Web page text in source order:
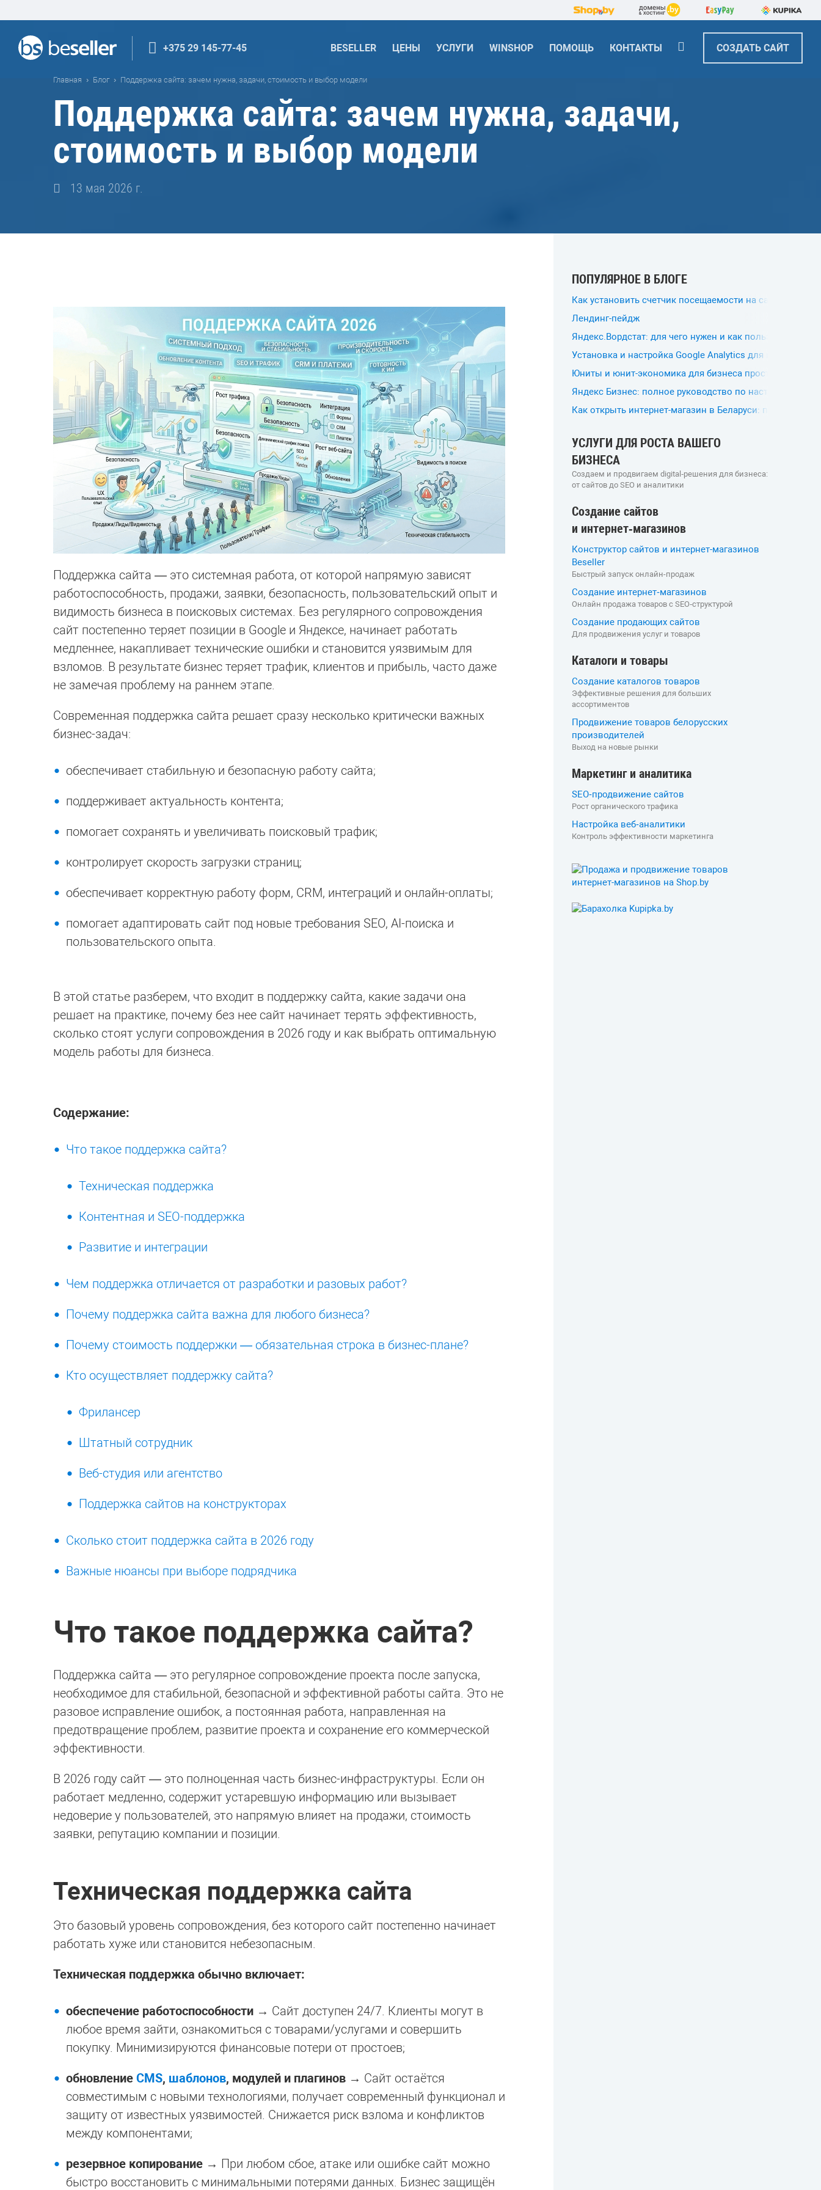
+375 29 145-77-45 BESELLER ЦЕНЫ УСЛУГИ WINSHOP ПОМОЩЬ КОНТАКТЫ СОЗДАТЬ САЙТ
Главная Блог Поддержка сайта: зачем нужна, задачи, стоимость и выбор модели
Поддержка сайта: зачем нужна, задачи,
стоимость и выбор модели
13 мая 2026 г.
Поддержка сайта — это системная работа, от которой напрямую зависят
работоспособность, продажи, заявки, безопасность, пользовательский опыт и
видимость бизнеса в поисковых системах. Без регулярного сопровождения
сайт постепенно теряет позиции в Google и Яндексе, начинает работать
медленнее, накапливает технические ошибки и становится уязвимым для
взломов. В результате бизнес теряет трафик, клиентов и прибыль, часто даже
не замечая проблему на раннем этапе.
Современная поддержка сайта решает сразу несколько критически важных
бизнес-задач:
обеспечивает стабильную и безопасную работу сайта;
поддерживает актуальность контента;
помогает сохранять и увеличивать поисковый трафик;
контролирует скорость загрузки страниц;
обеспечивает корректную работу форм, CRM, интеграций и онлайн-оплаты;
помогает адаптировать сайт под новые требования SEO, AI-поиска и
пользовательского опыта.
В этой статье разберем, что входит в поддержку сайта, какие задачи она
решает на практике, почему без нее сайт начинает терять эффективность,
сколько стоят услуги сопровождения в 2026 году и как выбрать оптимальную
модель работы для бизнеса.
Содержание:
Что такое поддержка сайта?
Техническая поддержка
Контентная и SEO-поддержка
Развитие и интеграции
Чем поддержка отличается от разработки и разовых работ?
Почему поддержка сайта важна для любого бизнеса?
Почему стоимость поддержки — обязательная строка в бизнес-плане?
Кто осуществляет поддержку сайта?
Фрилансер
Штатный сотрудник
Веб-студия или агентство
Поддержка сайтов на конструкторах
Сколько стоит поддержка сайта в 2026 году
Важные нюансы при выборе подрядчика
Что такое поддержка сайта?
Поддержка сайта — это регулярное сопровождение проекта после запуска,
необходимое для стабильной, безопасной и эффективной работы сайта. Это не
разовое исправление ошибок, а постоянная работа, направленная на
предотвращение проблем, развитие проекта и сохранение его коммерческой
эффективности.
В 2026 году сайт — это полноценная часть бизнес-инфраструктуры. Если он
работает медленно, содержит устаревшую информацию или вызывает
недоверие у пользователей, это напрямую влияет на продажи, стоимость
заявки, репутацию компании и позиции.
Техническая поддержка сайта
Это базовый уровень сопровождения, без которого сайт постепенно начинает
работать хуже или становится небезопасным.
Техническая поддержка обычно включает:
обеспечение работоспособности → Сайт доступен 24/7. Клиенты могут в
любое время зайти, ознакомиться с товарами/услугами и совершить
покупку. Минимизируются финансовые потери от простоев;
обновление CMS, шаблонов, модулей и плагинов → Сайт остаётся
совместимым с новыми технологиями, получает современный функционал и
защиту от известных уязвимостей. Снижается риск взлома и конфликтов
между компонентами;
резервное копирование → При любом сбое, атаке или ошибке сайт можно
быстро восстановить с минимальными потерями данных. Бизнес защищён
ПОПУЛЯРНОЕ В БЛОГЕ
Как установить счетчик посещаемости на сайт?
Лендинг-пейдж
Яндекс.Вордстат: для чего нужен и как пользоваться?
Установка и настройка Google Analytics для интернет-
Юниты и юнит-экономика для бизнеса простыми
Яндекс Бизнес: полное руководство по настройке и
Как открыть интернет-магазин в Беларуси: пошаговое
УСЛУГИ ДЛЯ РОСТА ВАШЕГО
БИЗНЕСА
Создаем и продвигаем digital‑решения для бизнеса:
от сайтов до SEO и аналитики
Создание сайтов
и интернет‑магазинов
Конструктор сайтов и интернет-магазинов
Beseller
Быстрый запуск онлайн-продаж
Создание интернет‑магазинов
Онлайн продажа товаров с SEO‑структурой
Создание продающих сайтов
Для продвижения услуг и товаров
Каталоги и товары
Создание каталогов товаров
Эффективные решения для больших
ассортиментов
Продвижение товаров белорусских
производителей
Выход на новые рынки
Маркетинг и аналитика
SEO‑продвижение сайтов
Рост органического трафика
Настройка веб‑аналитики
Контроль эффективности маркетинга